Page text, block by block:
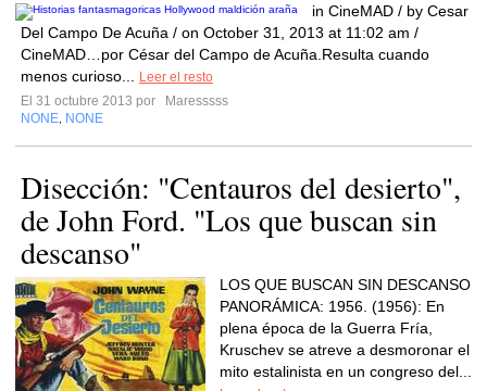
in CineMAD / by Cesar
Del Campo De Acuña / on October 31, 2013 at 11:02 am /
CineMAD…por César del Campo de Acuña.Resulta cuando
menos curioso...
Leer el resto
El 31 octubre 2013 por
Maresssss
NONE NONE
Disección: "Centauros del desierto",
de John Ford. "Los que buscan sin
descanso"
LOS QUE BUSCAN SIN DESCANSO
PANORÁMICA: 1956. (1956): En
plena época de la Guerra Fría,
Kruschev se atreve a desmoronar el
mito estalinista en un congreso del...